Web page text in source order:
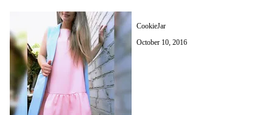
CookieJar
October 10, 2016